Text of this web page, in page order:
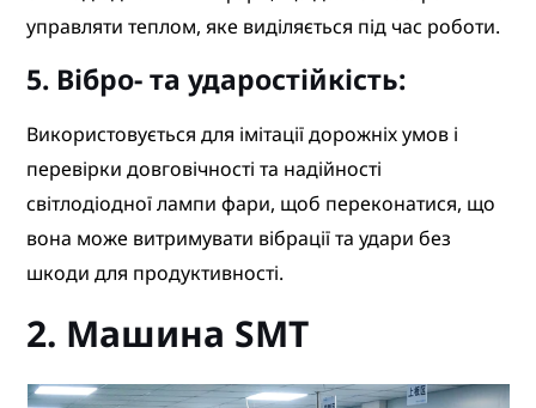
управляти теплом, яке виділяється під час роботи.
5. Вібро- та ударостійкість:
Використовується для імітації дорожніх умов і
перевірки довговічності та надійності
світлодіодної лампи фари, щоб переконатися, що
вона може витримувати вібрації та удари без
шкоди для продуктивності.
2. Машина SMT